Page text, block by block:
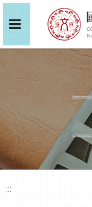
:::